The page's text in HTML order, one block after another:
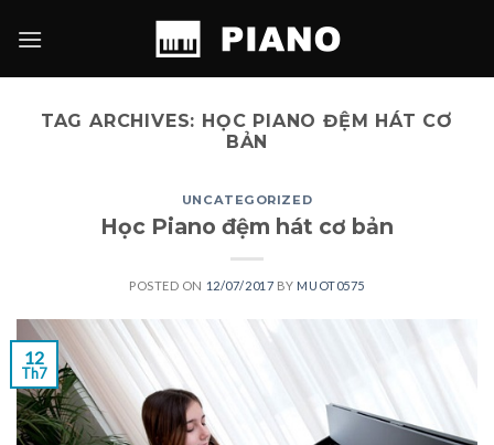
TAG ARCHIVES: HỌC PIANO ĐỆM HÁT CƠ
BẢN
UNCATEGORIZED
Học Piano đệm hát cơ bản
POSTED ON 12/07/2017 BY MUOT0575
12
Th7